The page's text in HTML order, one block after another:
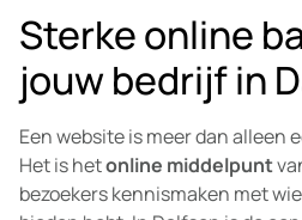
Sterke online
jouw bedrijf in
Een website is meer dan alleen
Het is hetonline middelpunt
bezoekers kennismaken met